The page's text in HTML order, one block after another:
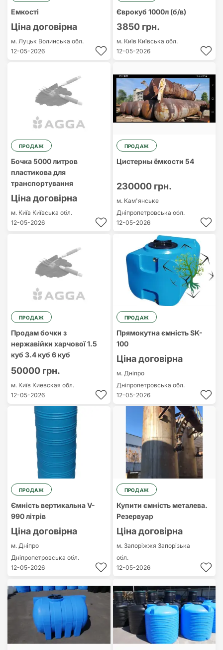
Емкості
Ціна договірна
м. Луцьк Волинська обл.
12-05-2026
Єврокуб 1000л (б/в)
3850 грн.
м. Київ Київська обл.
12-05-2026
ПРОДАЖ
Бочка 5000 литров
пластикова для
транспортування
Ціна договірна
м. Київ Київська обл.
12-05-2026
ПРОДАЖ
Цистерны ёмкости 54
230000 грн.
м. Кам'янське
Дніпропетровська обл.
12-05-2026
ПРОДАЖ
Продам бочки з
нержавійки харчової 1.5
куб 3.4 куб 6 куб
50000 грн.
м. Київ Киевская обл.
12-05-2026
ПРОДАЖ
Прямокутна ємність SK-
100
Ціна договірна
м. Дніпро
Дніпропетровська обл.
12-05-2026
ПРОДАЖ
Ємність вертикальна V-
990 літрів
Ціна договірна
м. Дніпро
Дніпропетровська обл.
12-05-2026
ПРОДАЖ
Купити ємність металева.
Резервуар
Ціна договірна
м. Запоріжжя Запорізька
обл.
12-05-2026